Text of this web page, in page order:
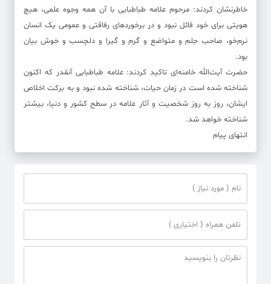
خاطرنشان کردند: مرحوم علامه طباطبایی با آن همه وجوه علمی، هیچ
هویتی برای خود قائل نبود و در برخوردهای رفاقتی و عمومی یک انسان
نرم‌خو، صاحب حِلم و متواضع و گرم و گیرا و دلچسب و خوش بیان
بود.
حضرت آیت‌الله خامنه‌ای تاکید کردند: علامه طباطبایی آنقدر که اکنون
شناخته شده است در زمان حیات، شناخته شده نبود و به برکت اخلاص
ایشان، روز به روز شخصیت و آثار علامه در سطح کشور و دنیا، بیشتر
شناخته خواهد شد.
انتهای پیام